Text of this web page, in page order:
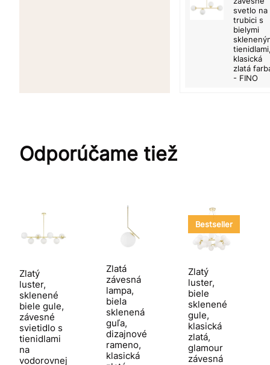
svetlo na
trubici s
bielymi
klasická
zlatá
- FINO
Odporúčame tiež
Zlatý
luster,
sklenené
biele gule,
závesné
svietidlo s
tienidlami
na
vodorovnej
Zlatá
závesná
lampa,
biela
sklenená
guľa,
dizajnové
rameno,
klasická
Bestseller
Zlatý
luster,
biele
sklenené
gule,
klasická
zlatá,
glamour
závesná